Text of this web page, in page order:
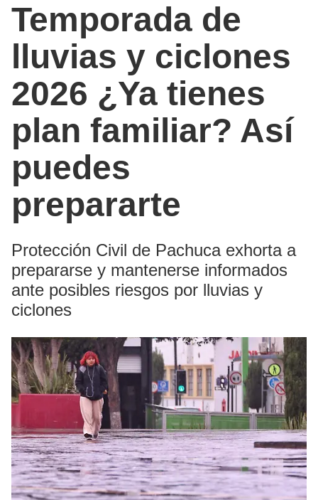
Temporada de
lluvias y ciclones
2026 ¿Ya tienes
plan familiar? Así
puedes
prepararte
Protección Civil de Pachuca exhorta a
prepararse y mantenerse informados
ante posibles riesgos por lluvias y
ciclones